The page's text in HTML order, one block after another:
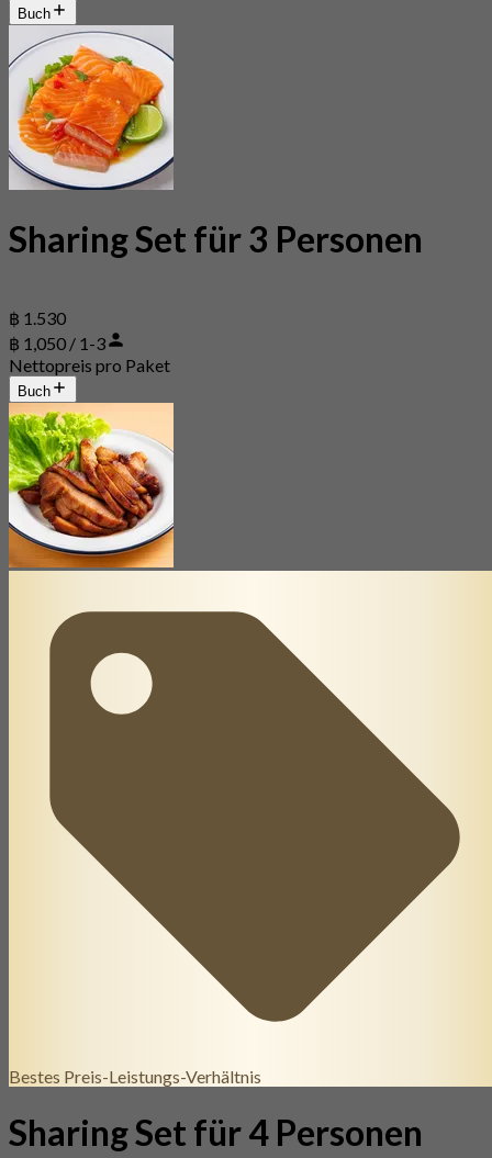
Buch
Sharing Set für 3 Personen
฿ 1.530
฿ 1,050 / 1-3
Nettopreis pro Paket
Buch
Bestes Preis-Leistungs-Verhältnis
Sharing Set für 4 Personen